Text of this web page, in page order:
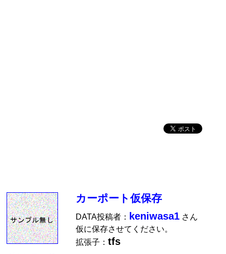
カーポート仮保存
DATA投稿者： keniwasa1 さん
仮に保存させてください。
拡張子：tfs